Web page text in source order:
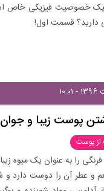
فیزیکی خاص است
قسمت اول!
پوست زیبا و
از پوست
را به عنوان یک میوه
و عطر آن را دوست دارد و